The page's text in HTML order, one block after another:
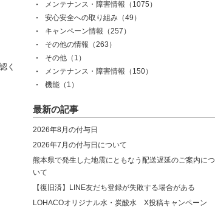
く
メンテナンス・障害情報 （1075）
安心安全への取り組み （49）
キャンペーン情報 （257）
その他の情報 （263）
その他 （1）
メンテナンス・障害情報 （150）
機能 （1）
最新の記事
2026年8月の付与日
2026年7月の付与日について
熊本県で発生した地震にともなう配送遅延のご案内につ
いて
【復旧済】LINE友だち登録が失敗する場合がある
LOHACOオリジナル水・炭酸水 X投稿キャンペーン